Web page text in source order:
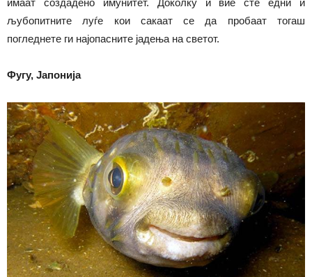
љубопитните луѓе кои сакаат се да пробаат тогаш
погледнете ги најопасните јадења на светот.
Фугу, Јапонија